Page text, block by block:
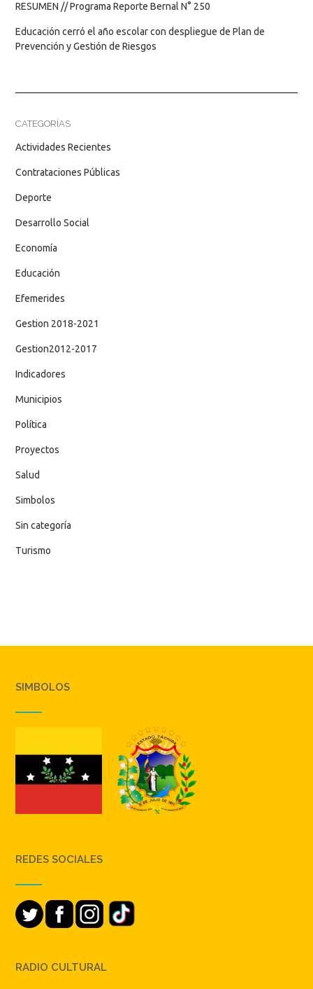
RESUMEN // Programa Reporte Bernal N° 250
Educación cerró el año escolar con despliegue de Plan de
Prevención y Gestión de Riesgos
CATEGORÍAS
Actividades Recientes
Contrataciones Públicas
Deporte
Desarrollo Social
Economía
Educación
Efemerides
Gestion 2018-2021
Gestion2012-2017
Indicadores
Municipios
Política
Proyectos
Salud
Simbolos
Sin categoría
Turismo
SIMBOLOS
REDES SOCIALES
RADIO CULTURAL